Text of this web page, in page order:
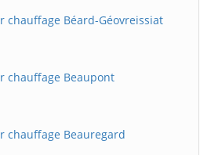
chauffage Béard-Géovreissiat
chauffage Beaupont
chauffage Beauregard